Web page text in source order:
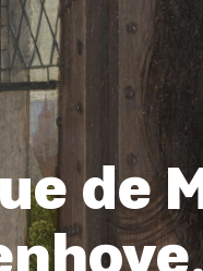
de